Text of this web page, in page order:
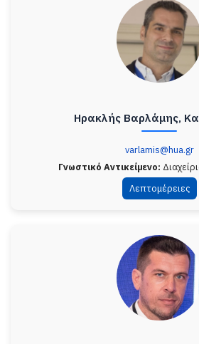
Ηρακλής Βαρλάμης,
varlamis@hua.gr
Γνωστικό Αντικείμενο:
Λεπτομέρειες